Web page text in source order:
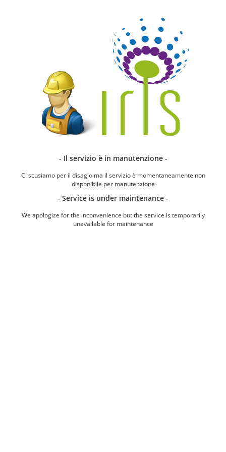
- Il servizio è in manutenzione -
Ci scusiamo per il disagio ma il servizio è momentaneamente non
disponibile per manutenzione
- Service is under maintenance -
We apologize for the inconvenience but the service is temporarily
unavailable for maintenance